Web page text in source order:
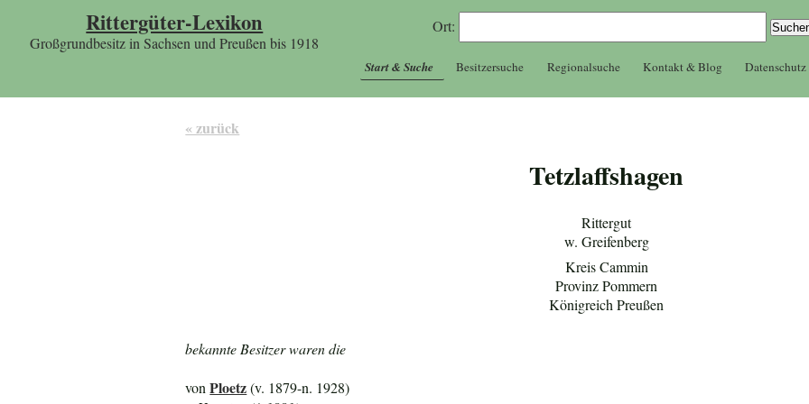
Rittergüter-Lexikon
Großgrundbesitz in Sachsen und Preußen bis 1918
Ort:
Start & Suche Besitzersuche Regionalsuche Kontakt & Blog Datenschutz
« zurück
Tetzlaffshagen
Rittergut
w. Greifenberg
Kreis Cammin
Provinz Pommern
Königreich Preußen
bekannte Besitzer waren die
vonPloetz(v. 1879-n. 1928)